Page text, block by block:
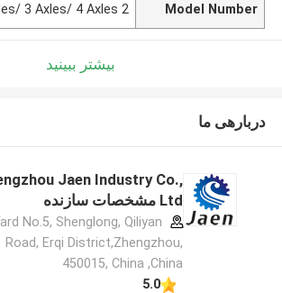
Model Number
2 Axles/ 3 Axles/ 4 Axles
بیشتر ببینید
دربارهی ما
Jaen Industry Co.,
Ltd مشخصات سازنده
No.5, Shenglong, Qiliyan
Road, Erqi District,Zhengzhou,
450015, China ,China
5.0